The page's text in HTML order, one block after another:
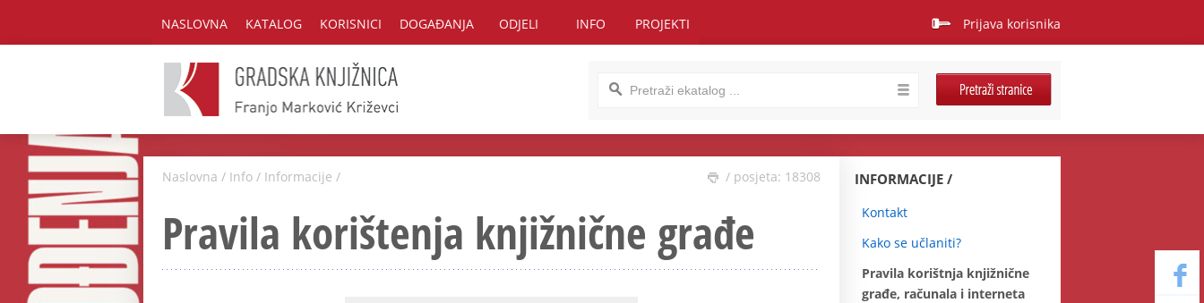
NASLOVNA KATALOG KORISNICI DOGAĐANJA ODJELI INFO PROJEKTI Prijava korisnika
Naslovna / Info / Informacije / / posjeta: 18308
Pravila korištenja knjižnične građe
INFORMACIJE
Kontakt
Kako se učlaniti?
Pravila korištnja knjižnične
građe, računala i interneta